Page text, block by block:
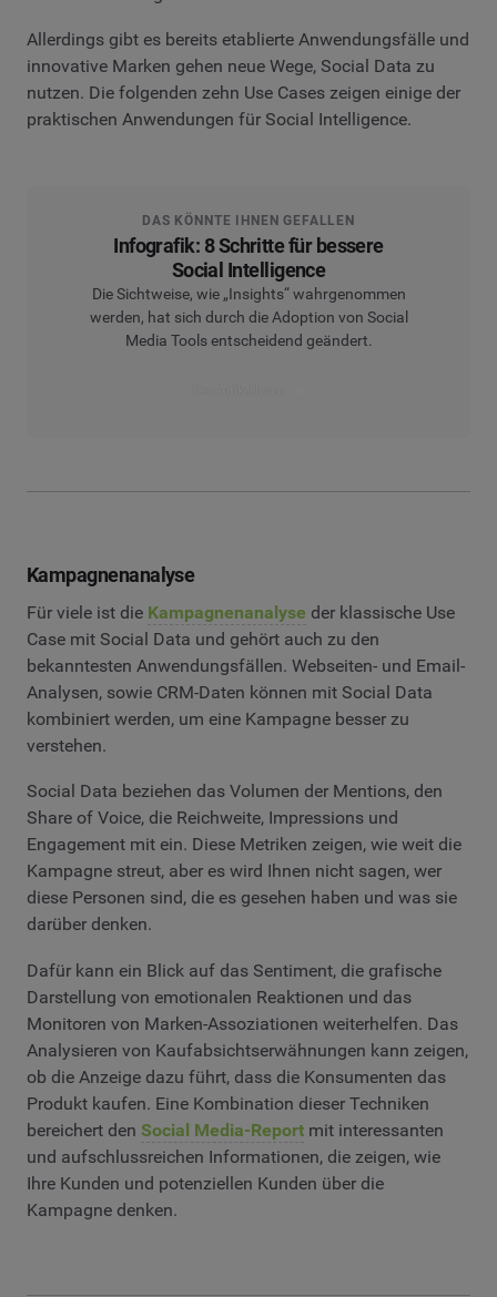
Allerdings gibt es bereits etablierte Anwendungsfälle und
innovative Marken gehen neue Wege, Social Data zu
nutzen. Die folgenden zehn Use Cases zeigen einige der
praktischen Anwendungen für Social Intelligence.
DAS KÖNNTE IHNEN GEFALLEN
Infografik: 8 Schritte für bessere
Social Intelligence
Die Sichtweise, wie „Insights“ wahrgenommen
werden, hat sich durch die Adoption von Social
Media Tools entscheidend geändert.
Kampagnenanalyse
Für viele ist die Kampagnenanalyse der klassische Use
Case mit Social Data und gehört auch zu den
bekanntesten Anwendungsfällen. Webseiten- und Email-
Analysen, sowie CRM-Daten können mit Social Data
kombiniert werden, um eine Kampagne besser zu
verstehen.
Social Data beziehen das Volumen der Mentions, den
Share of Voice, die Reichweite, Impressions und
Engagement mit ein. Diese Metriken zeigen, wie weit die
Kampagne streut, aber es wird Ihnen nicht sagen, wer
diese Personen sind, die es gesehen haben und was sie
darüber denken.
Dafür kann ein Blick auf das Sentiment, die grafische
Darstellung von emotionalen Reaktionen und das
Monitoren von Marken-Assoziationen weiterhelfen. Das
Analysieren von Kaufabsichtserwähnungen kann zeigen,
ob die Anzeige dazu führt, dass die Konsumenten das
Produkt kaufen. Eine Kombination dieser Techniken
bereichert den Social Media-Report mit interessanten
und aufschlussreichen Informationen, die zeigen, wie
Ihre Kunden und potenziellen Kunden über die
Kampagne denken.